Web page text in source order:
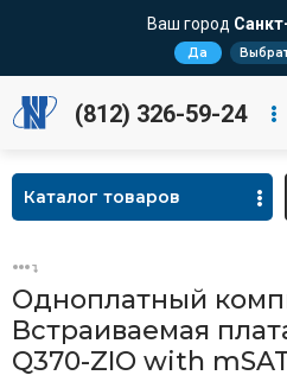
Ваш город
Да
(812) 326-59-24
Каталог товаров
Одноплатный
Встраиваемая
Q370-ZIO with